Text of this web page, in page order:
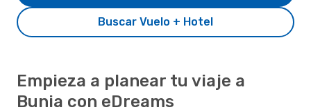
Buscar Vuelo + Hotel
Empieza a planear tu viaje a
Bunia con eDreams